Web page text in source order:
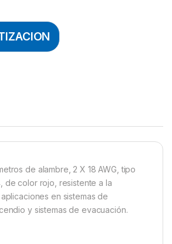
de alambre, 2 X 18 AWG, tipo
de color rojo, resistente a la
en sistemas de
y sistemas de evacuación.